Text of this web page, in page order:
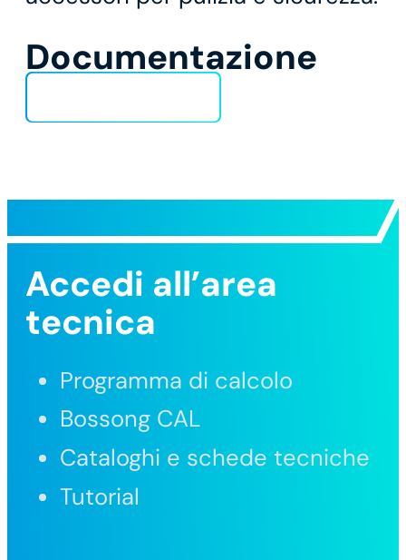
Documentazione
Accedi all’area
tecnica
Programma di calcolo
Bossong CAL
Cataloghi e schede tecniche
Tutorial